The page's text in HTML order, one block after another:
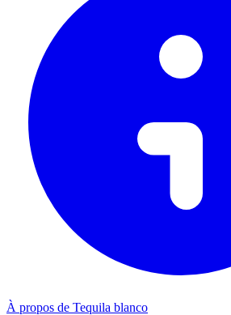
À propos de Tequila blanco